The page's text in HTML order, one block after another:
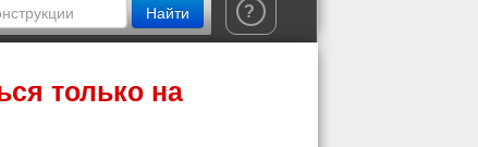
Найти ?
только на